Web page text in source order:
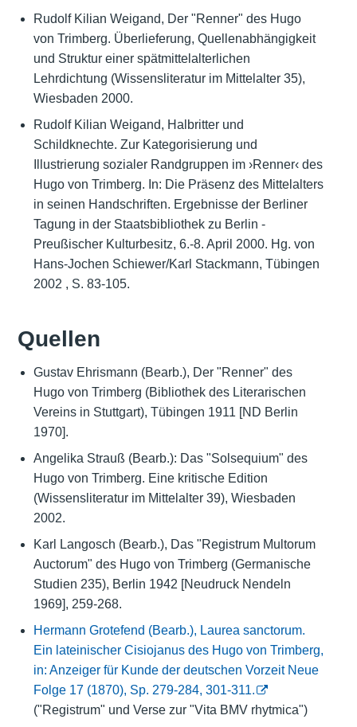
Rudolf Kilian Weigand, Der "Renner" des Hugo
von Trimberg. Überlieferung, Quellenabhängigkeit
und Struktur einer spätmittelalterlichen
Lehrdichtung (Wissensliteratur im Mittelalter 35),
Wiesbaden 2000.
Rudolf Kilian Weigand, Halbritter und
Schildknechte. Zur Kategorisierung und
Illustrierung sozialer Randgruppen im ›Renner‹ des
Hugo von Trimberg. In: Die Präsenz des Mittelalters
in seinen Handschriften. Ergebnisse der Berliner
Tagung in der Staatsbibliothek zu Berlin -
Preußischer Kulturbesitz, 6.-8. April 2000. Hg. von
Hans-Jochen Schiewer/Karl Stackmann, Tübingen
2002 , S. 83-105.
Quellen
Gustav Ehrismann (Bearb.), Der "Renner" des
Hugo von Trimberg (Bibliothek des Literarischen
Vereins in Stuttgart), Tübingen 1911 [ND Berlin
1970].
Angelika Strauß (Bearb.): Das "Solsequium" des
Hugo von Trimberg. Eine kritische Edition
(Wissensliteratur im Mittelalter 39), Wiesbaden
2002.
Karl Langosch (Bearb.), Das "Registrum Multorum
Auctorum" des Hugo von Trimberg (Germanische
Studien 235), Berlin 1942 [Neudruck Nendeln
1969], 259-268.
Hermann Grotefend (Bearb.), Laurea sanctorum.
Ein lateinischer Cisiojanus des Hugo von Trimberg,
in: Anzeiger für Kunde der deutschen Vorzeit Neue
Folge 17 (1870), Sp. 279-284, 301-311.
("Registrum" und Verse zur "Vita BMV rhytmica")